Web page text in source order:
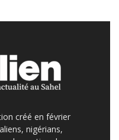
créé en février
nigérians,